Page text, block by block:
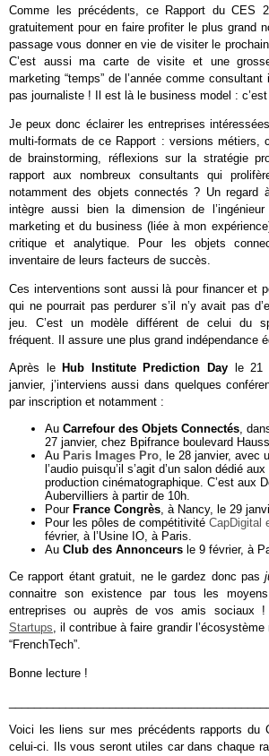
Comme les précédents, ce Rapport du CES
gratuitement pour en faire profiter le plus grand
passage vous donner en vie de visiter le
C’est aussi ma carte de visite et une
marketing “temps” de l’année comme
pas journaliste ! Il est là le business model :
Je peux donc éclairer les entreprises
multi-formats de ce Rapport : versions métiers,
de brainstorming, réflexions sur la stratégie
rapport aux nombreux consultants qui
notamment des objets connectés ? Un regard
intègre aussi bien la dimension de
marketing et du business (liée à mon
critique et analytique. Pour les objets
inventaire de leurs facteurs de succès.
Ces interventions sont aussi là pour financer et
qui ne pourrait pas perdurer s’il n’y avait pas
jeu. C’est un modèle différent de celui du
fréquent. Il assure une plus grand indépendance
Après le Hub Institute Prediction Day le 21
janvier, j’interviens aussi dans quelques
par inscription et notamment :
Au Carrefour des Objets Connectés,
27 janvier, chez Bpifrance boulevard
Au Paris Images Pro, le 28 janvier, avec
l’audio puisqu’il s’agit d’un salon dédié
production cinématographique. C’est aux
Aubervilliers à partir de 10h.
Pour France Congrès, à Nancy, le 29
Pour les pôles de compétitivité CapDigital
février, à l’Usine IO, à Paris.
Au Club des Annonceurs le 9 février, à
Ce rapport étant gratuit, ne le gardez donc pas
connaitre son existence par tous les
entreprises ou auprès de vos amis sociaux
Startups, il contribue à faire grandir
“FrenchTech”.
Bonne lecture !
Voici les liens sur mes précédents rapports du
celui-ci. Ils vous seront utiles car dans chaque